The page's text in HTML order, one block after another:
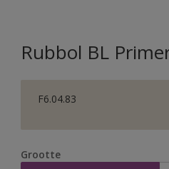
Rubbol BL
F6.04.83
Grootte